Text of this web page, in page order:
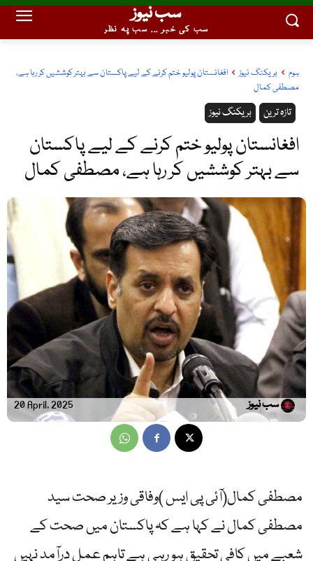
سب نیوز
سب کی خبر ... سب پہ نظر
ہوم بریکنگ نیوز
افغانستان پولیو ختم کرنے کے لیے پاکستان سے بہتر کوششیں کر رہا ہے،
مصطفی کمال
بریکنگ نیوز تازہ ترین
افغانستان پولیو ختم کرنے کے لیے پاکستان
سے بہتر کوششیں کر رہا ہے، مصطفی کمال
20 April, 2025 سب نیوز
مصطفی کمال(آئی پی ایس )وفاقی وزیر صحت سید
مصطفی کمال نے کہا ہے کہ پاکستان میں صحت کے
شعبے میں کافی تحقیق ہو رہی ہے تاہم عمل درآمد نہیں